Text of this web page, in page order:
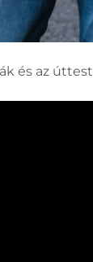
és az